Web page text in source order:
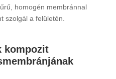
homogén membránnal
szolgál a felületén.
kompozit